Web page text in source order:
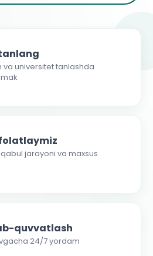
va universitet tanlashda
jarayoni va maxsus
quvvatlash
24/7 yordam